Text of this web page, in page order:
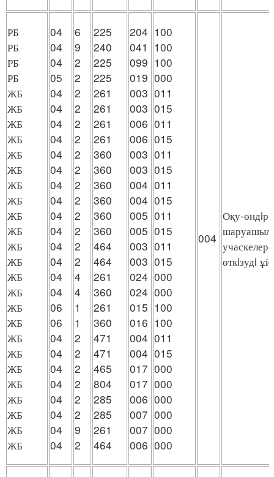
РБ
РБ
РБ
РБ
ЖБ
ЖБ
ЖБ
ЖБ
ЖБ
ЖБ
ЖБ
ЖБ
ЖБ
ЖБ
ЖБ
ЖБ
ЖБ
ЖБ
ЖБ
ЖБ
ЖБ
ЖБ
ЖБ
ЖБ
ЖБ
ЖБ
ЖБ
ЖБ
04
04
04
05
04
04
04
04
04
04
04
04
04
04
04
04
04
04
06
06
04
04
04
04
04
04
04
04
6
9
2
2
2
2
2
2
2
2
2
2
2
2
2
2
4
4
1
1
2
2
2
2
2
2
9
2
225
240
225
225
261
261
261
261
360
360
360
360
360
360
464
464
261
360
261
360
471
471
465
804
285
285
261
464
204
041
099
019
003
003
006
006
003
003
004
004
005
005
003
003
024
024
015
016
004
004
017
017
006
007
007
006
100
100
100
000
011
015
011
015
011
015
011
015
011
015
011
015
000
000
100
100
011
015
000
000
000
000
000
000
004
Оқу-
өткiзудi